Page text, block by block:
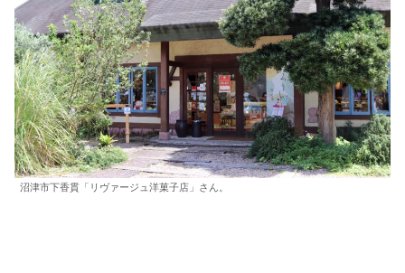
沼津市下香貫「リヴァージュ洋菓子店」さん。